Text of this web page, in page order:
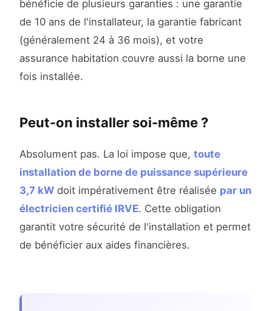
bénéficie de plusieurs garanties : une garantie
de 10 ans de l'installateur, la garantie fabricant
(généralement 24 à 36 mois), et votre
assurance habitation couvre aussi la borne une
fois installée.
Peut-on installer soi-même ?
Absolument pas. La loi impose que, toute
installation de borne de puissance supérieure
3,7 kW doit impérativement être réalisée par un
électricien certifié IRVE. Cette obligation
garantit votre sécurité de l'installation et permet
de bénéficier aux aides financières.